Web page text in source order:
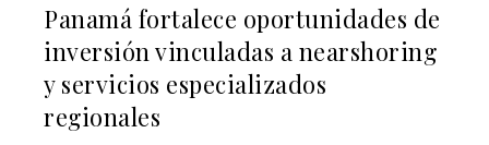
Panamá fortalece oportunidades de
inversión vinculadas a nearshoring
y servicios especializados
regionales